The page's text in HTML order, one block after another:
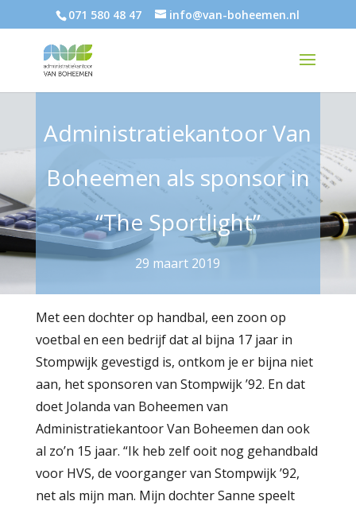
071 580 48 47 info@van-boheemen.nl
Administratiekantoor Van
Boheemen als sponsor in
“The Sportlight”
29 maart 2019
Met een dochter op handbal, een zoon op
voetbal en een bedrijf dat al bijna 17 jaar in
Stompwijk gevestigd is, ontkom je er bijna niet
aan, het sponsoren van Stompwijk ’92. En dat
doet Jolanda van Boheemen van
Administratiekantoor Van Boheemen dan ook
al zo’n 15 jaar. “Ik heb zelf ooit nog gehandbald
voor HVS, de voorganger van Stompwijk ’92,
net als mijn man. Mijn dochter Sanne speelt